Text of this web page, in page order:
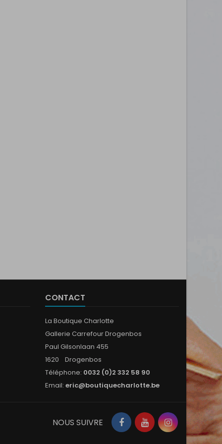
CONTACT
La Boutique Charlotte
Gallerie Carrefour Drogenbos
Paul Gilsonlaan 455
1620 Drogenbos
Téléphone: 0032 (0)2 332 58 90
Email: eric@boutiquecharlotte.be
Facebook
YouTubeInstagram
NOUS SUIVRE